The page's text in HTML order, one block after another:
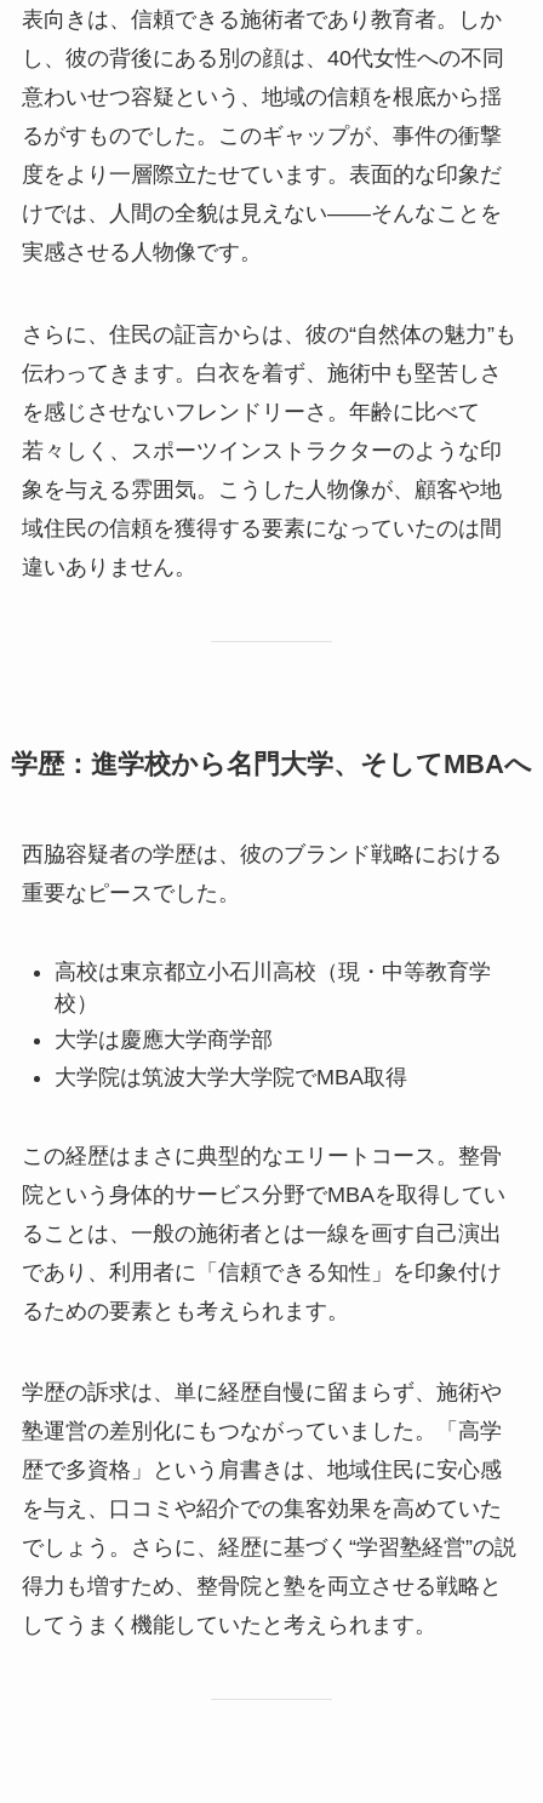
表向きは、信頼できる施術者であり教育者。しか
し、彼の背後にある別の顔は、40代女性への不同
意わいせつ容疑という、地域の信頼を根底から揺
るがすものでした。このギャップが、事件の衝撃
度をより一層際立たせています。表面的な印象だ
けでは、人間の全貌は見えない――そんなことを
実感させる人物像です。
さらに、住民の証言からは、彼の“自然体の魅力”も
伝わってきます。白衣を着ず、施術中も堅苦しさ
を感じさせないフレンドリーさ。年齢に比べて
若々しく、スポーツインストラクターのような印
象を与える雰囲気。こうした人物像が、顧客や地
域住民の信頼を獲得する要素になっていたのは間
違いありません。
学歴：進学校から名門大学、そしてMBAへ
西脇容疑者の学歴は、彼のブランド戦略における
重要なピースでした。
高校は東京都立小石川高校（現・中等教育学
校）
大学は慶應大学商学部
大学院は筑波大学大学院でMBA取得
この経歴はまさに典型的なエリートコース。整骨
院という身体的サービス分野でMBAを取得してい
ることは、一般の施術者とは一線を画す自己演出
であり、利用者に「信頼できる知性」を印象付け
るための要素とも考えられます。
学歴の訴求は、単に経歴自慢に留まらず、施術や
塾運営の差別化にもつながっていました。「高学
歴で多資格」という肩書きは、地域住民に安心感
を与え、口コミや紹介での集客効果を高めていた
でしょう。さらに、経歴に基づく“学習塾経営”の説
得力も増すため、整骨院と塾を両立させる戦略と
してうまく機能していたと考えられます。